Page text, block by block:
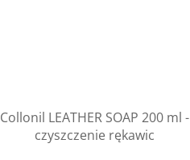
Collonil LEATHER SOAP 200 ml -
czyszczenie rękawic